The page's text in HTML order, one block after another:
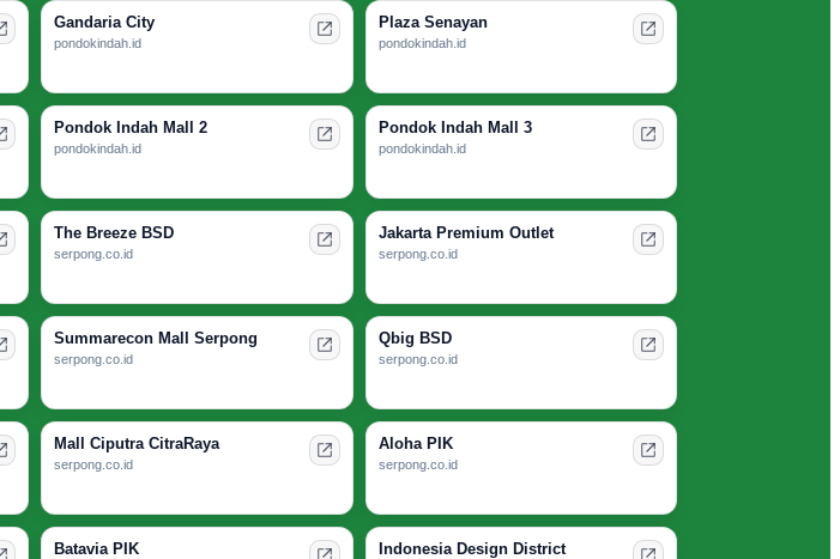
Gandaria City
pondokindah.id
Plaza Senayan
pondokindah.id
Pondok Indah Mall 2
pondokindah.id
Pondok Indah Mall 3
pondokindah.id
The Breeze BSD
serpong.co.id
Jakarta Premium Outlet
serpong.co.id
Summarecon Mall Serpong
serpong.co.id
Qbig BSD
serpong.co.id
Mall Ciputra CitraRaya
serpong.co.id
Aloha PIK
serpong.co.id
Batavia PIK Indonesia Design District